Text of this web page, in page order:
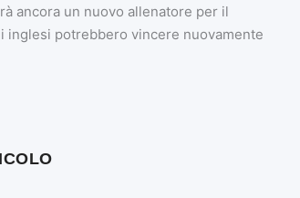
ancora un nuovo allenatore per il
inglesi potrebbero vincere nuovamente